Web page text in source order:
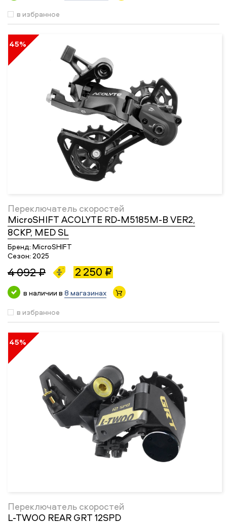
в избранное
45%
Переключатель скоростей
MicroSHIFT ACOLYTE RD-M5185M-B VER2,
8СКР, MED SL
Бренд: MicroSHIFT
Сезон: 2025
4 092 ₽ 2 250 ₽
в наличии в 8 магазинах
в избранное
45%
Переключатель скоростей
L-TWOO REAR GRT 12SPD